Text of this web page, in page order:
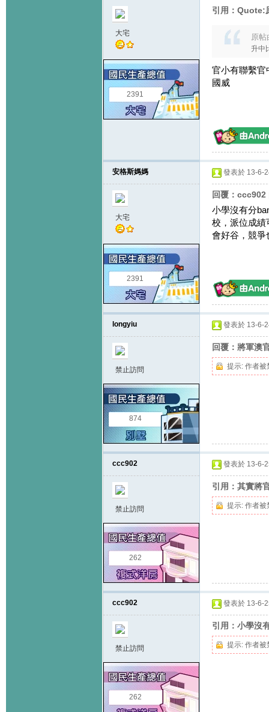
大宅
2391
引用：Quote:
原
升中
官小有聯繫官
國威
安格斯媽媽
大宅
2391
發表於 13-6-
回覆：ccc902
小學沒有分
校，派位成績
會好谷，競爭
longyiu
禁止訪問
874
發表於 13-6-
回覆：將軍澳
提示: 作者被
ccc902
禁止訪問
262
發表於 13-6-
引用：其實將
提示: 作者被
ccc902
禁止訪問
262
發表於 13-6-
引用：小學沒
提示: 作者被